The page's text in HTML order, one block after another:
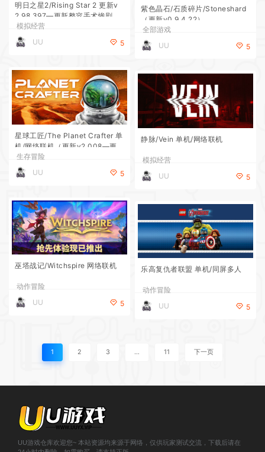
明日之星2/Rising Star 2 更新v
2.98.397—更新整容手术惨剧DL
C
模拟经营
UU
5
紫色晶石/石质碎片/Stoneshard
（更新v0.9.4.22）
全部游戏
UU
5
星球工匠/The Planet Crafter 单
机/网络联机（更新v2.008—更新
DLC）
生存冒险
UU
5
静脉/Vein 单机/网络联机
模拟经营
UU
5
巫塔战记/Witchspire 网络联机
动作冒险
UU
5
乐高复仇者联盟 单机/同屏多人
动作冒险
UU
5
1 2 3 … 11 下一页
UU游戏仓库欢迎您~ 本站资源均来源于网络，仅供玩家测试交流，下载后请在